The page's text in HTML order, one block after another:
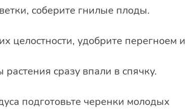
соберите гнилые плоды.
целостности, удобрите перегноем и
сразу впали в спячку.
подготовьте черенки молодых